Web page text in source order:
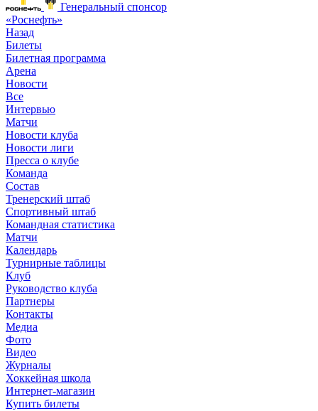
Генеральный спонсор
«Роснефть»
Назад
Билеты
Билетная программа
Арена
Новости
Все
Интервью
Матчи
Новости клуба
Новости лиги
Пресса о клубе
Команда
Состав
Тренерский штаб
Спортивный штаб
Командная статистика
Матчи
Календарь
Турнирные таблицы
Клуб
Руководство клуба
Партнеры
Контакты
Медиа
Фото
Видео
Журналы
Хоккейная школа
Интернет-магазин
Купить билеты